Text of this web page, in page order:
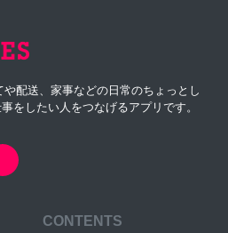
配送、家事などの日常のちょっとし
をしたい人をつなげるアプリです。
CONTENTS